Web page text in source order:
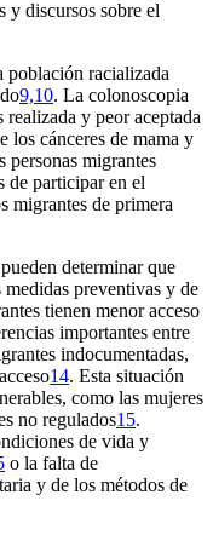
y discursos sobre el
población racializada
9,10. La colonoscopia
realizada y peor aceptada
los cánceres de mama y
personas migrantes
de participar en el
migrantes de primera
determinar que
preventivas y de
tienen menor acceso
importantes entre
indocumentadas,
14. Esta situación
como las mujeres
no regulados15.
de vida y
o la falta de
y de los métodos de